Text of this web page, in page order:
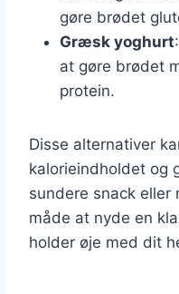
gøre brødet
Græsk yoghurt
at gøre brødet
protein.
Disse alternativer
kalorieindholdet og
sundere snack eller
måde at nyde en
holder øje med dit